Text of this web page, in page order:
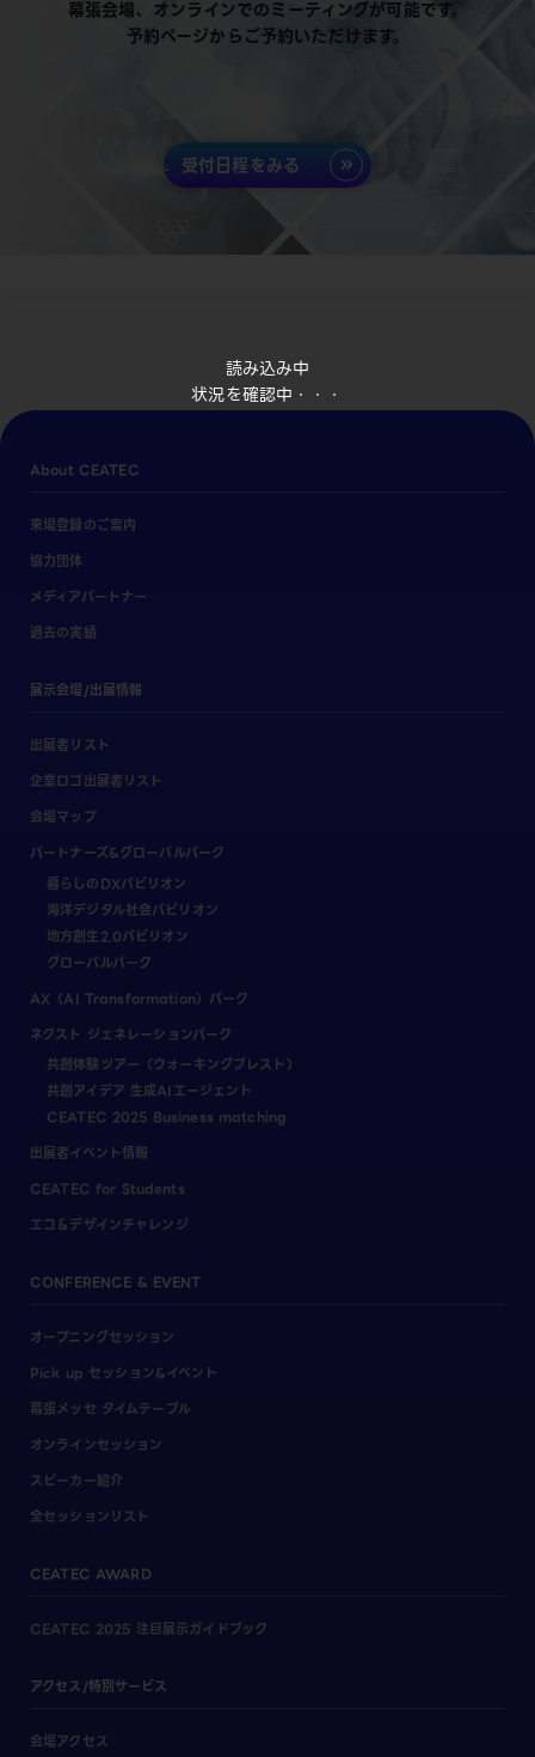
読み込み中
状況を確認中・・・
幕張会場、オンラインでのミーティングが可能です。
予約ページからご予約いただけます。
受付日程をみる
About CEATEC
来場登録のご案内
協力団体
メディアパートナー
過去の実績
展示会場/出展情報
出展者リスト
企業ロゴ出展者リスト
会場マップ
パートナーズ&グローバルパーク
暮らしのDXパビリオン
海洋デジタル社会パビリオン
地方創生2.0パビリオン
グローバルパーク
AX（AI Transformation）パーク
ネクスト ジェネレーションパーク
共創体験ツアー（ウォーキングブレスト）
共創アイデア 生成AIエージェント
CEATEC 2025 Business matching
出展者イベント情報
CEATEC for Students
エコ＆デザインチャレンジ
CONFERENCE & EVENT
オープニングセッション
Pick up セッション&イベント
幕張メッセ タイムテーブル
オンラインセッション
スピーカー紹介
全セッションリスト
CEATEC AWARD
CEATEC 2025 注目展示ガイドブック
アクセス/特別サービス
会場アクセス